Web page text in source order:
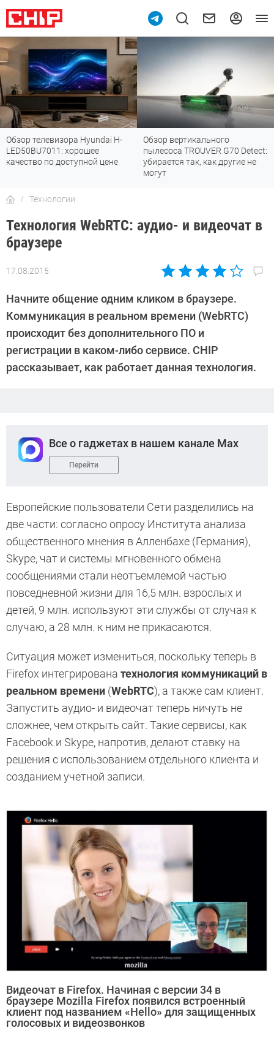
Обзор телевизора Hyundai H-
LED50BU7011: хорошее
качество по доступной цене
Обзор вертикального
пылесоса TROUVER G70 Detect:
убирается так, как другие не
могут
Технологии
Технология WebRTC: аудио- и видеочат в
браузере
17.08.2015
Автор:
Киреев
Начните общение одним кликом в браузере.
Коммуникация в реальном времени (WebRTC)
происходит без дополнительного ПО и
регистрации в каком-либо сервисе. CHIP
рассказывает, как работает данная технология.
Все о гаджетах в нашем канале Max
Перейти
Европейские пользователи Сети разделились на
две части: согласно опросу Института анализа
общественного мнения в Алленбахе (Германия),
Skype, чат и системы мгновенного обмена
сообщениями стали неотъемлемой частью
повседневной жизни для 16,5 млн. взрослых и
детей, 9 млн. используют эти службы от случая к
случаю, а 28 млн. к ним не прикасаются.
Ситуация может измениться, поскольку теперь в
Firefox интегрирована технология коммуникаций в
реальном времени (WebRTC), а также сам клиент.
Запустить аудио- и видеочат теперь ничуть не
сложнее, чем открыть сайт. Такие сервисы, как
Facebook и Skype, напротив, делают ставку на
решения с использованием отдельного клиента и
созданием учетной записи.
Видеочат в Firefox. Начиная с версии 34 в
браузере Mozilla Firefox появился встроенный
клиент под названием «Hello» для защищенных
голосовых и видеозвонков